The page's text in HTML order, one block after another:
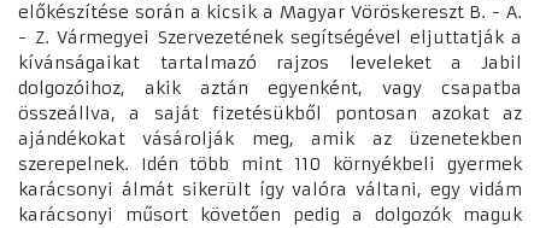
előkészítése során a kicsik a Magyar Vöröskereszt B. - A.
- Z. Vármegyei Szervezetének segítségével eljuttatják a
kívánságaikat tartalmazó rajzos leveleket a Jabil
dolgozóihoz, akik aztán egyenként, vagy csapatba
összeállva, a saját fizetésükből pontosan azokat az
ajándékokat vásárolják meg, amik az üzenetekben
szerepelnek. Idén több mint 110 környékbeli gyermek
karácsonyi álmát sikerült így valóra váltani, egy vidám
karácsonyi műsort követően pedig a dolgozók maguk